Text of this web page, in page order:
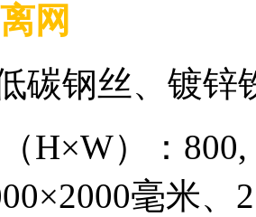
网
碳钢丝、镀锌
H×W）：800,
毫米、